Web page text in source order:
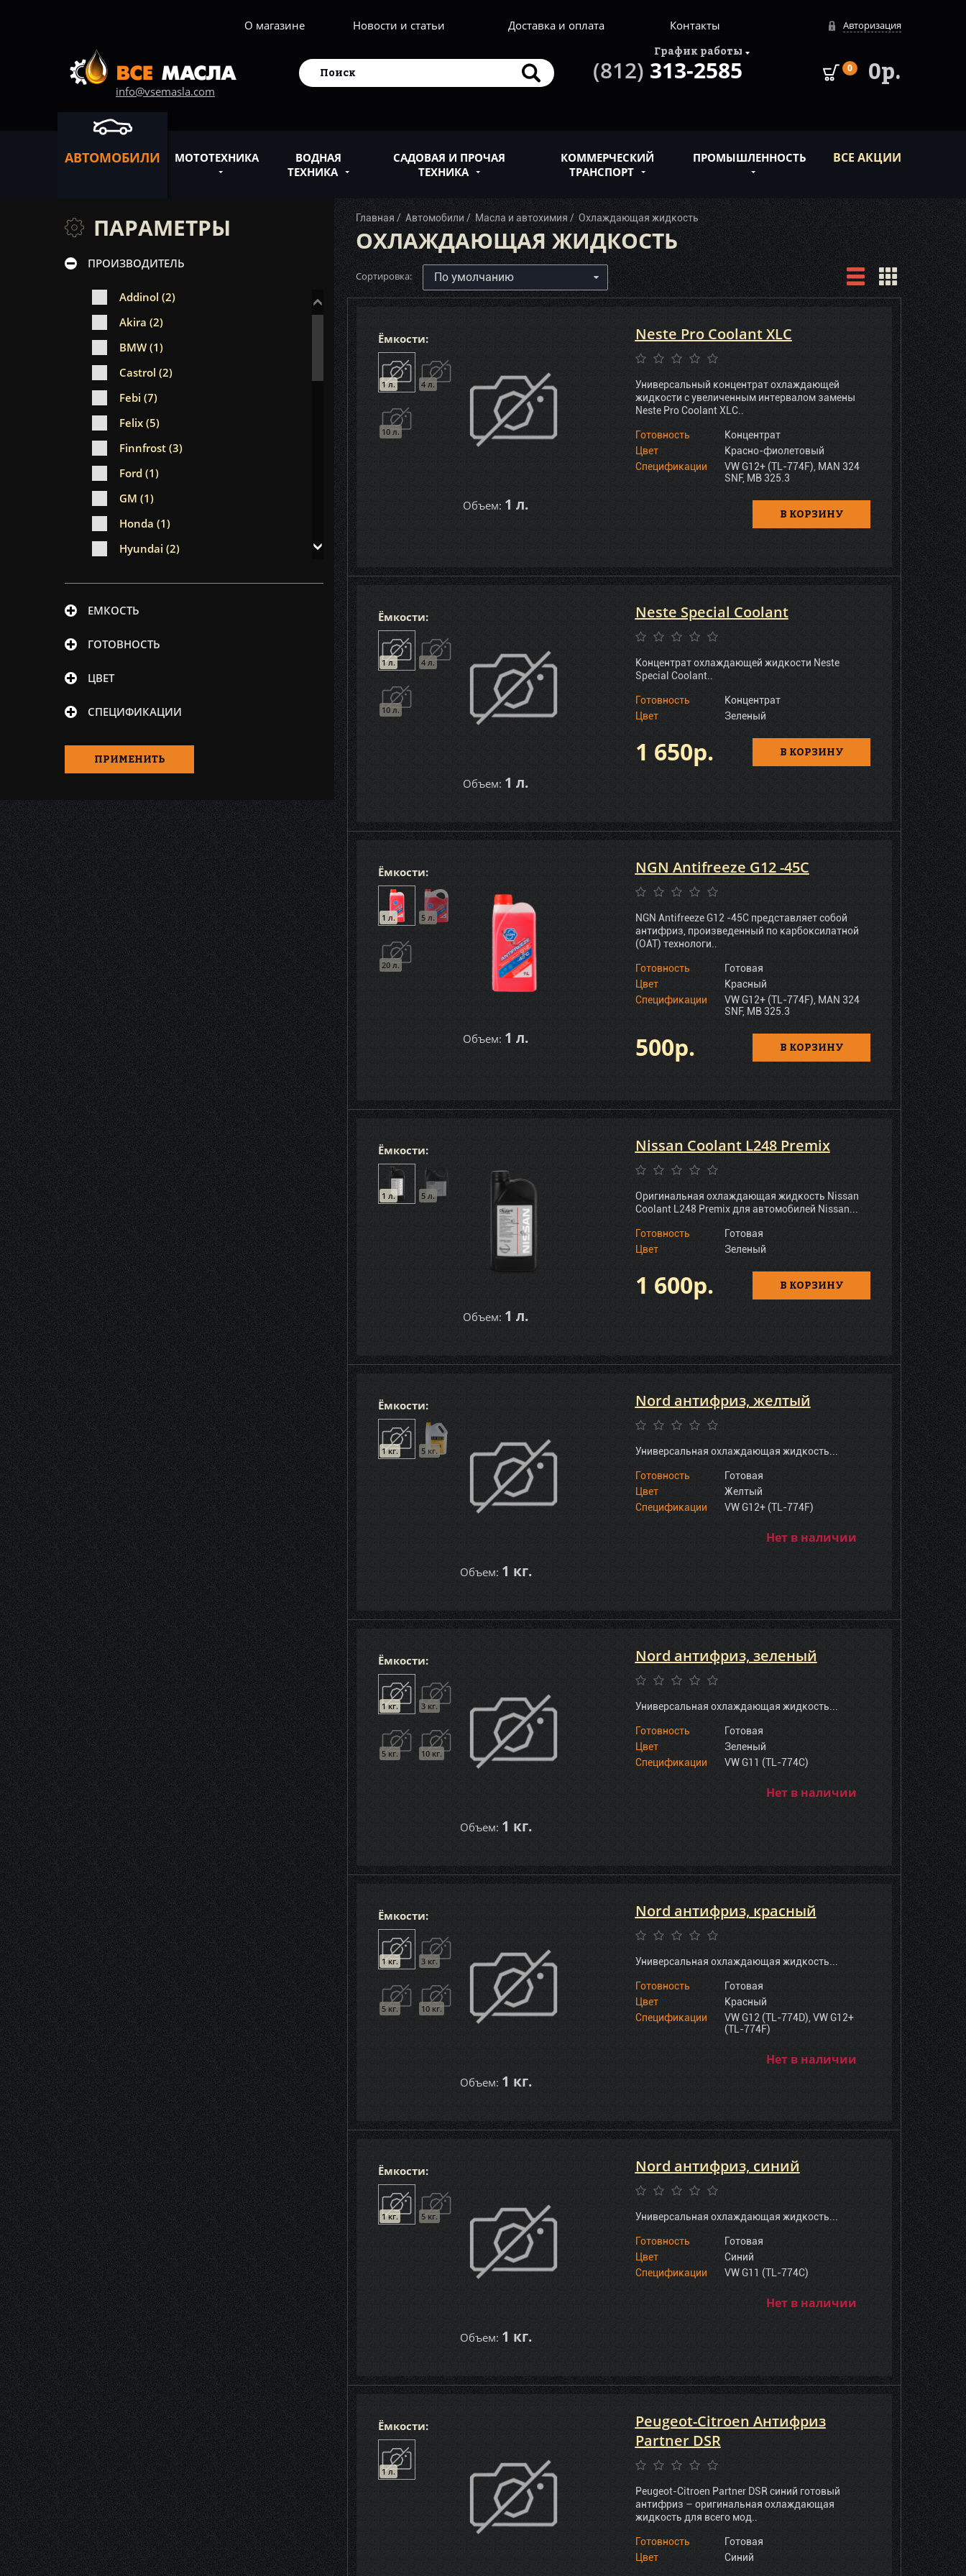
Авторизация
О магазине Новости и статьи Доставка и оплата Контакты
info@vsemasla.com
0 0р.
График работы
(812) 313-2585
АВТОМОБИЛИ МОТОТЕХНИКА
ВОДНАЯ
ТЕХНИКА
САДОВАЯ И ПРОЧАЯ
ТЕХНИКА
КОММЕРЧЕСКИЙ
ТРАНСПОРТ
ПРОМЫШЛЕННОСТЬ ВСЕ АКЦИИ
ПАРАМЕТРЫ
ПРОИЗВОДИТЕЛЬ
Addinol (2)
Akira (2)
BMW (1)
Castrol (2)
Febi (7)
Felix (5)
Finnfrost (3)
Ford (1)
GM (1)
Honda (1)
Hyundai (2)
Mercedes-Benz (2)
Mobil (2)
Motul (12)
Neste (2)
NGN (1)
Nissan (1)
Nord (4)
Peugeot (1)
Ravenol (6)
Renault (1)
Shell (2)
Total (3)
Toyota (3)
Valvoline (4)
Volvo (1)
VW (2)
Лукойл (4)
Полярник (1)
Тосол-синтез (2)
ЕМКОСТЬ
ГОТОВНОСТЬ
ЦВЕТ
СПЕЦИФИКАЦИИ
ПРИМЕНИТЬ
Главная Автомобили Масла и автохимия Охлаждающая жидкость
ОХЛАЖДАЮЩАЯ ЖИДКОСТЬ
Сортировка:
Ёмкости:
1 л. 4 л.
10 л.
Объем: 1 л.
Neste Pro Coolant XLC
Универсальный концентрат охлаждающей
жидкости с увеличенным интервалом замены
Neste Pro Coolant XLC..
Готовность
Концентрат
Цвет
Красно-фиолетовый
Спецификации
VW G12+ (TL-774F), MAN 324
SNF, MB 325.3
В КОРЗИНУ
Ёмкости:
1 л. 4 л.
10 л.
Объем: 1 л.
Neste Special Coolant
Концентрат охлаждающей жидкости Neste
Special Coolant..
Готовность
Концентрат
Цвет
Зеленый
1 650р. В КОРЗИНУ
Ёмкости:
1 л. 5 л.
20 л.
Объем: 1 л.
NGN Antifreeze G12 -45C
NGN Antifreeze G12 -45C представляет собой
антифриз, произведенный по карбоксилатной
(OAT) технологи..
Готовность
Готовая
Цвет
Красный
Спецификации
VW G12+ (TL-774F), MAN 324
SNF, MB 325.3
500р. В КОРЗИНУ
Ёмкости:
1 л. 5 л.
Объем: 1 л.
Nissan Coolant L248 Premix
Оригинальная охлаждающая жидкость Nissan
Coolant L248 Premix для автомобилей Nissan...
Готовность
Готовая
Цвет
Зеленый
1 600р. В КОРЗИНУ
Ёмкости:
1 кг. 5 кг.
Объем: 1 кг.
Nord антифриз, желтый
Универсальная охлаждающая жидкость...
Готовность
Готовая
Цвет
Желтый
Спецификации
VW G12+ (TL-774F)
Нет в наличии
Ёмкости:
1 кг. 3 кг.
5 кг. 10 кг.
Объем: 1 кг.
Nord антифриз, зеленый
Универсальная охлаждающая жидкость...
Готовность
Готовая
Цвет
Зеленый
Спецификации
VW G11 (TL-774C)
Нет в наличии
Ёмкости:
1 кг. 3 кг.
5 кг. 10 кг.
Объем: 1 кг.
Nord антифриз, красный
Универсальная охлаждающая жидкость...
Готовность
Готовая
Цвет
Красный
Спецификации
VW G12 (TL-774D), VW G12+
(TL-774F)
Нет в наличии
Ёмкости:
1 кг. 5 кг.
Объем: 1 кг.
Nord антифриз, синий
Универсальная охлаждающая жидкость...
Готовность
Готовая
Цвет
Синий
Спецификации
VW G11 (TL-774C)
Нет в наличии
Ёмкости:
1 л.
Peugeot-Citroen Антифриз
Partner DSR
Peugeot-Citroen Partner DSR синий готовый
антифриз – оригинальная охлаждающая
жидкость для всего мод..
Готовность
Готовая
Цвет
Синий